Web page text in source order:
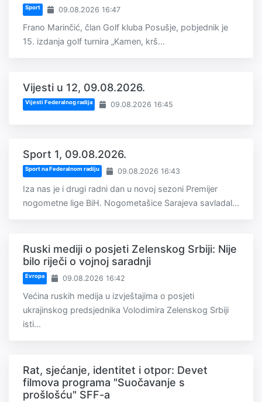
Sport 09.08.2026 16:47
Frano Marinčić, član Golf kluba Posušje, pobjednik je
15. izdanja golf turnira „Kamen, krš...
Vijesti u 12, 09.08.2026.
Vijesti Federalnog radija 09.08.2026 16:45
Sport 1, 09.08.2026.
Sport na Federalnom radiju 09.08.2026 16:43
Iza nas je i drugi radni dan u novoj sezoni Premijer
nogometne lige BiH. Nogometašice Sarajeva savladal...
Ruski mediji o posjeti Zelenskog Srbiji: Nije
bilo riječi o vojnoj saradnji
Evropa 09.08.2026 16:42
Većina ruskih medija u izvještajima o posjeti
ukrajinskog predsjednika Volodimira Zelenskog Srbiji
isti...
Rat, sjećanje, identitet i otpor: Devet
filmova programa "Suočavanje s
prošlošću" SFF-a